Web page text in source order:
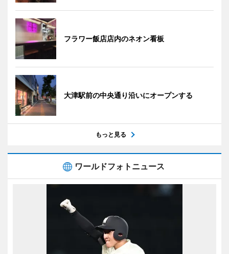
フラワー飯店店内のネオン看板
大津駅前の中央通り沿いにオープンする
もっと見る
ワールドフォトニュース